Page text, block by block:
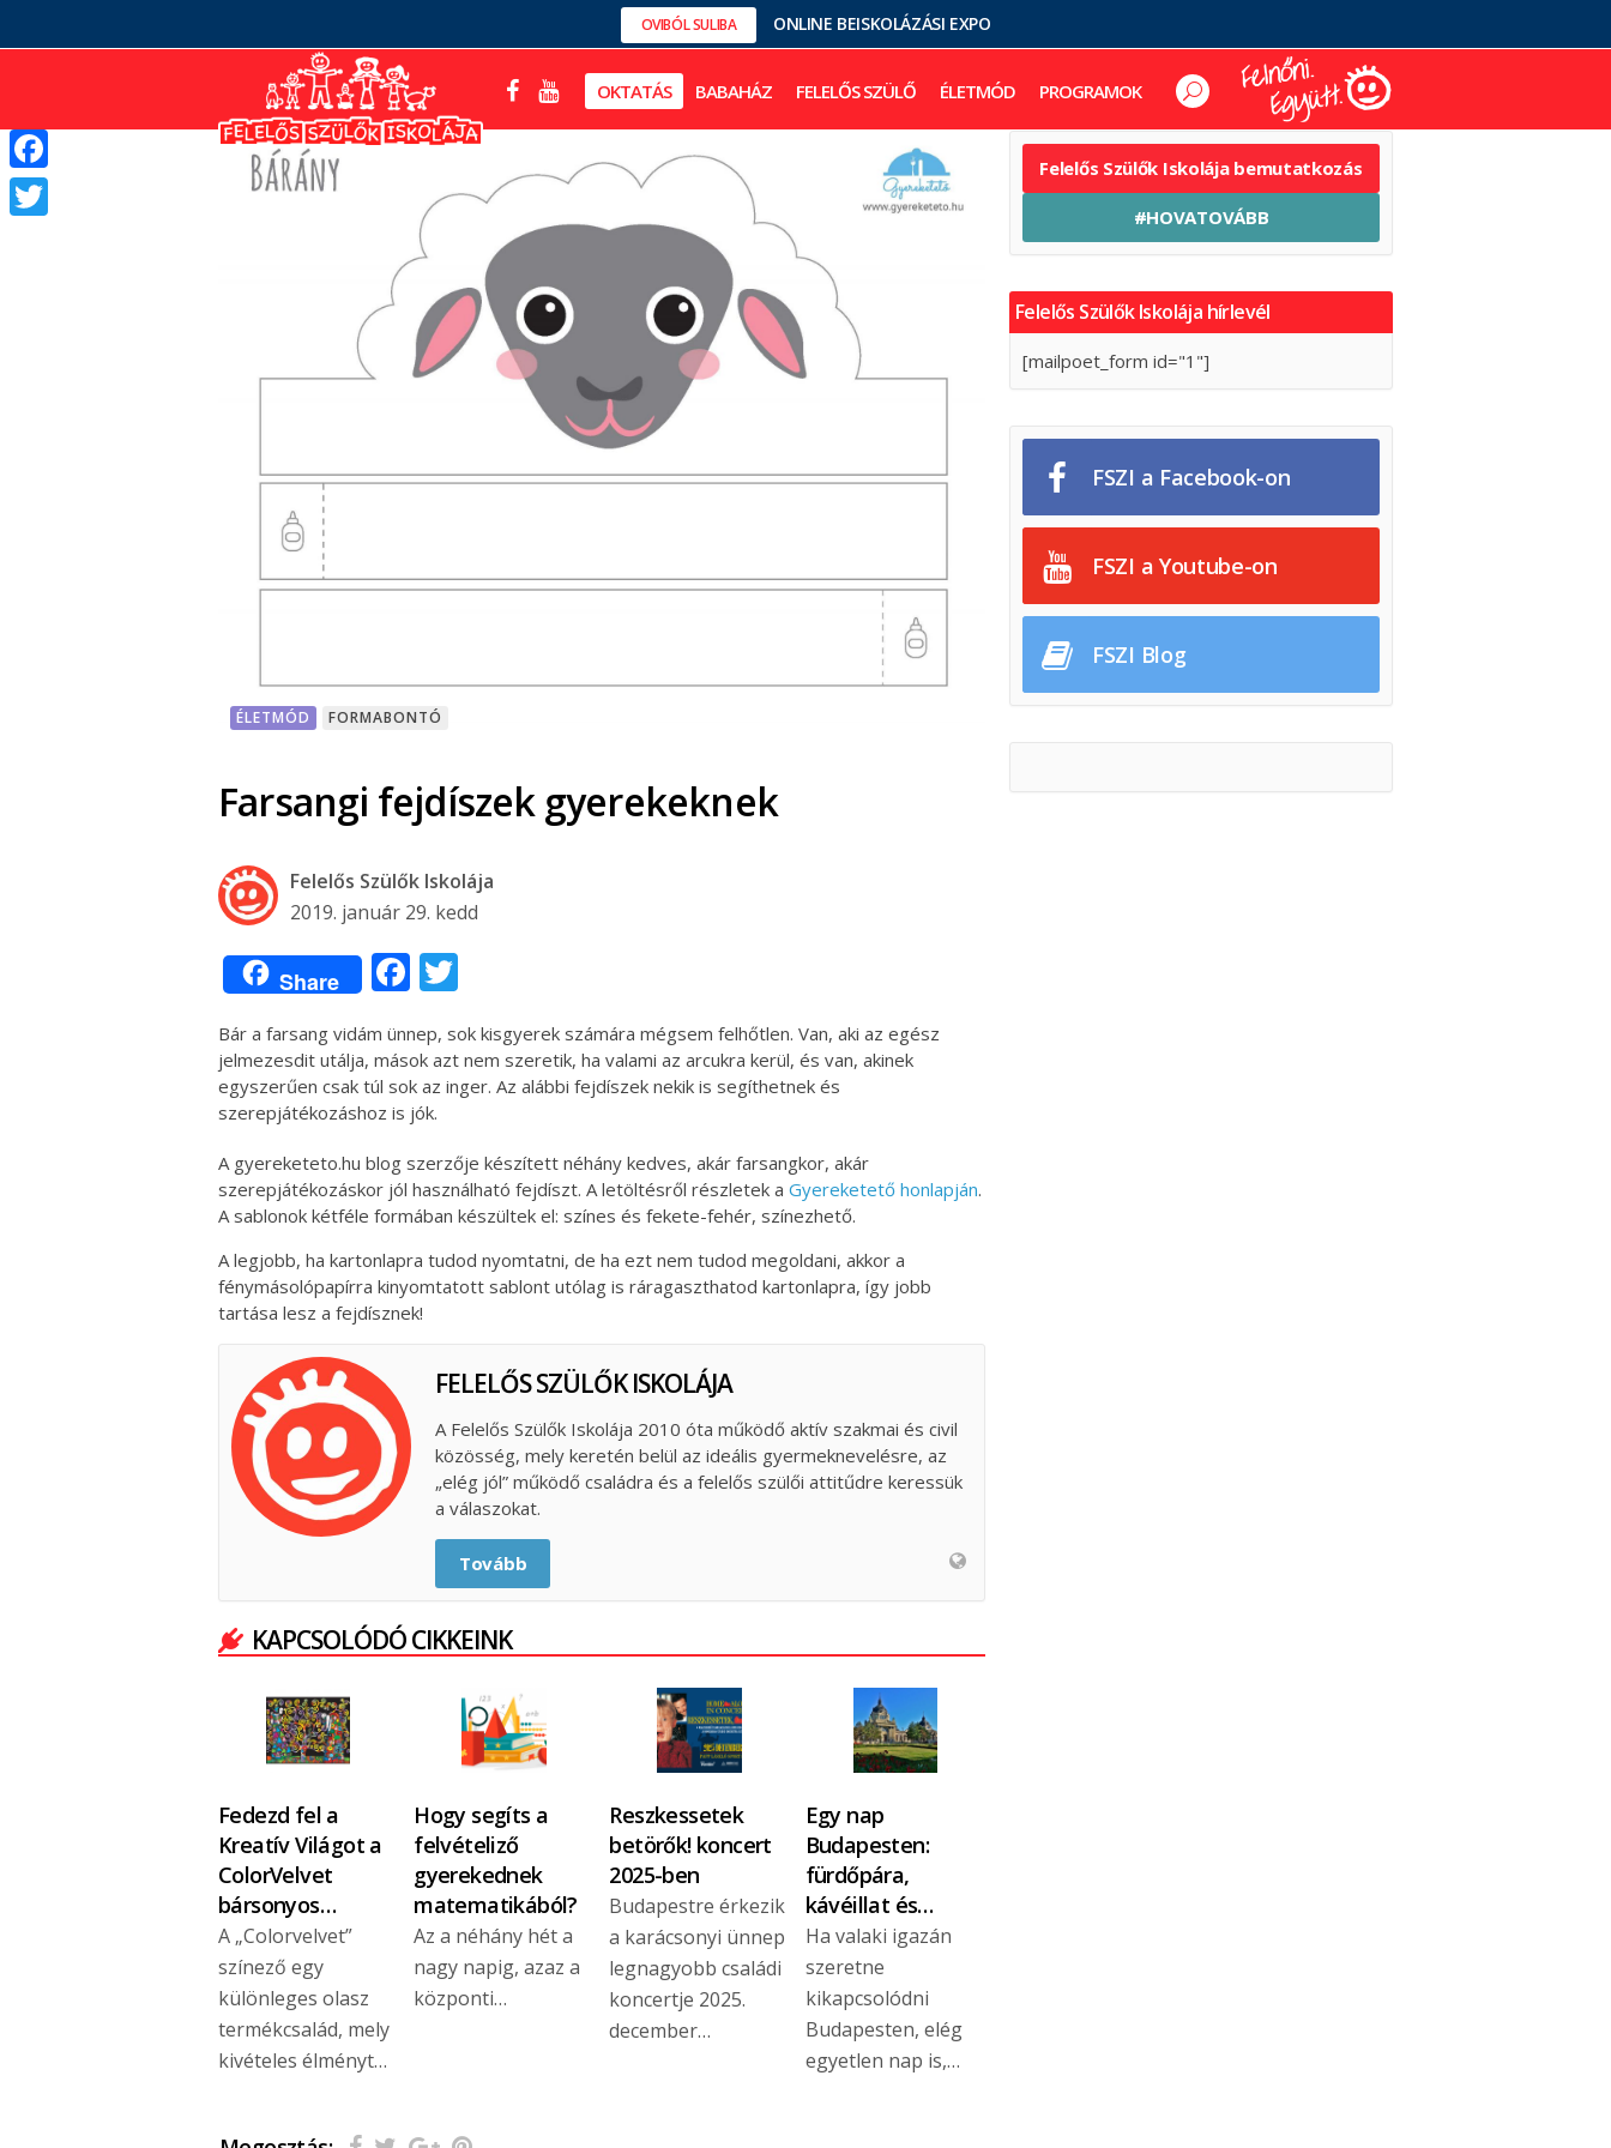
OVIBÓL SULIBA ONLINE BEISKOLÁZÁSI EXPO
OKTATÁS BABAHÁZ FELELŐS SZÜLŐ ÉLETMÓD PROGRAMOK
ÉLETMÓD FORMABONTÓ
Farsangi fejdíszek gyerekeknek
Felelős Szülők Iskolája
2019. január 29. kedd
Share Facebook
Bár a farsang vidám ünnep, sok kisgyerek számára mégsem felhőtlen. Van, aki az egész
jelmezesdit utálja, mások azt nem szeretik, ha valami az arcukra kerül, és van, akinek
egyszerűen csak túl sok az inger. Az alábbi fejdíszek nekik is segíthetnek és
szerepjátékozáshoz is jók.
A gyereketeto.hu blog szerzője készített néhány kedves, akár farsangkor, akár
szerepjátékozáskor jól használható fejdíszt. A letöltésről részletek a Gyereketető honlapján.
A sablonok kétféle formában készültek el: színes és fekete-fehér, színezhető.
A legjobb, ha kartonlapra tudod nyomtatni, de ha ezt nem tudod megoldani, akkor a
fénymásolópapírra kinyomtatott sablont utólag is ráragaszthatod kartonlapra, így jobb
tartása lesz a fejdísznek!
FELELŐS SZÜLŐK ISKOLÁJA
A Felelős Szülők Iskolája 2010 óta működő aktív szakmai és civil
közösség, mely keretén belül az ideális gyermeknevelésre, az
„elég jól” működő családra és a felelős szülői attitűdre keressük
a válaszokat.
Tovább
KAPCSOLÓDÓ CIKKEINK
Fedezd fel a
Kreatív Világot a
ColorVelvet
bársonyos…
A „Colorvelvet”
színező egy
különleges olasz
termékcsalád, mely
kivételes élményt…
Hogy segíts a
felvételiző
gyerekednek
matematikából?
Az a néhány hét a
nagy napig, azaz a
központi…
Reszkessetek
betörők! koncert
2025-ben
Budapestre érkezik
a karácsonyi ünnep
legnagyobb családi
koncertje 2025.
december…
Egy nap
Budapesten:
fürdőpára,
kávéillat és…
Ha valaki igazán
szeretne
kikapcsolódni
Budapesten, elég
egyetlen nap is,…
Felelős Szülők Iskolája bemutatkozás
#HOVATOVÁBB
Felelős Szülők Iskolája hírlevél
[mailpoet_form id="1"]
FSZI a Facebook-on
FSZI a Youtube-on
FSZI Blog
Facebook